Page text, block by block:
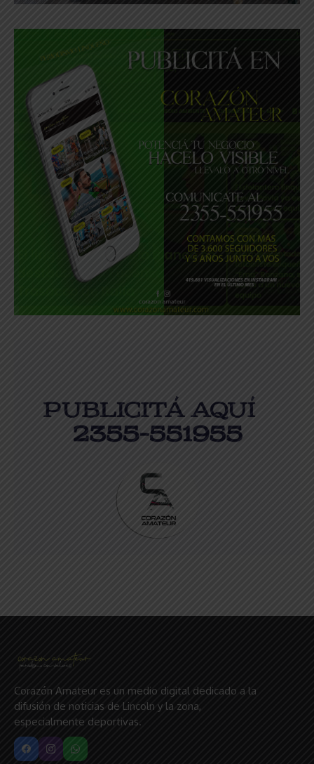
Corazón Amateur es un medio digital dedicado a la
difusión de noticias de Lincoln y la zona,
especialmente deportivas.